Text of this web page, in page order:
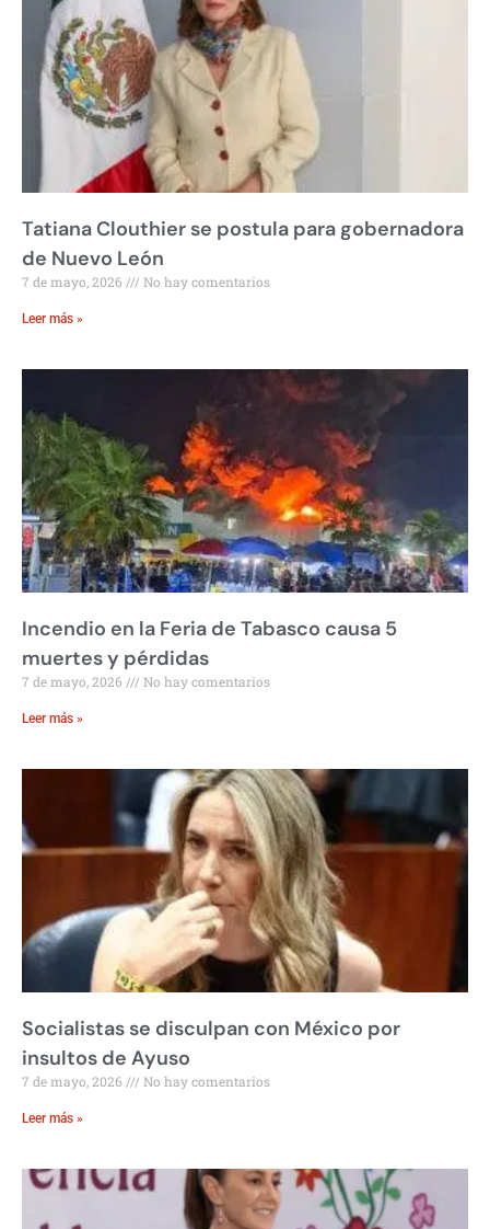
Tatiana Clouthier se postula para gobernadora
de Nuevo León
7 de mayo, 2026 No hay comentarios
Leer más »
Incendio en la Feria de Tabasco causa 5
muertes y pérdidas
7 de mayo, 2026 No hay comentarios
Leer más »
Socialistas se disculpan con México por
insultos de Ayuso
7 de mayo, 2026 No hay comentarios
Leer más »